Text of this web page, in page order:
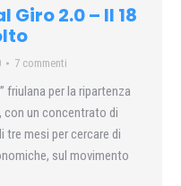
Giro 2.0 – Il 18
7 commenti
friulana per la ripartenza
con un concentrato di
tre mesi per cercare di
sul movimento